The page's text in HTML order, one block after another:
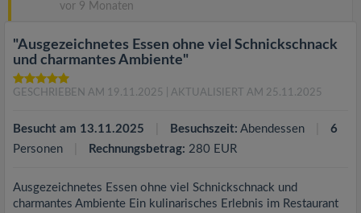
vor 9 Monaten
"Ausgezeichnetes Essen ohne viel Schnickschnack
und charmantes Ambiente"
GESCHRIEBEN AM 19.11.2025 | AKTUALISIERT AM 25.11.2025
Besucht am 13.11.2025 Besuchszeit: Abendessen
6
Personen
Rechnungsbetrag: 280 EUR
Ausgezeichnetes Essen ohne viel Schnickschnack und
charmantes Ambiente Ein kulinarisches Erlebnis im Restaurant